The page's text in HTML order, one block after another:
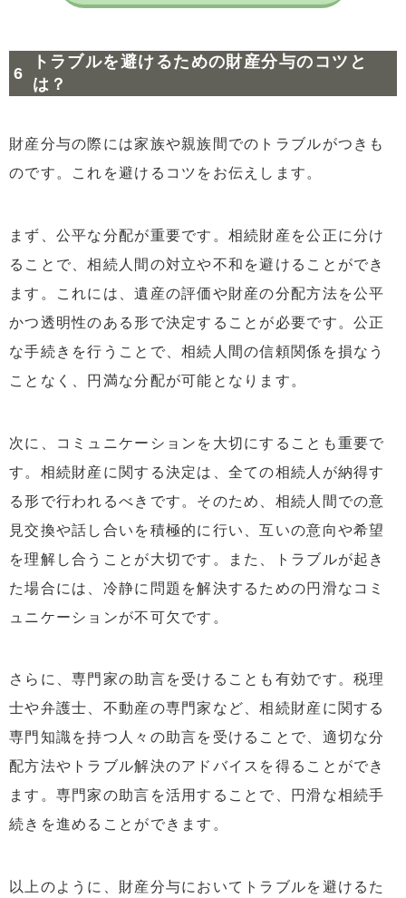
トラブルを避けるための財産分与のコツと
は？
財産分与の際には家族や親族間でのトラブルがつきも
のです。これを避けるコツをお伝えします。
まず、公平な分配が重要です。相続財産を公正に分け
ることで、相続人間の対立や不和を避けることができ
ます。これには、遺産の評価や財産の分配方法を公平
かつ透明性のある形で決定することが必要です。公正
な手続きを行うことで、相続人間の信頼関係を損なう
ことなく、円満な分配が可能となります。
次に、コミュニケーションを大切にすることも重要で
す。相続財産に関する決定は、全ての相続人が納得す
る形で行われるべきです。そのため、相続人間での意
見交換や話し合いを積極的に行い、互いの意向や希望
を理解し合うことが大切です。また、トラブルが起き
た場合には、冷静に問題を解決するための円滑なコミ
ュニケーションが不可欠です。
さらに、専門家の助言を受けることも有効です。税理
士や弁護士、不動産の専門家など、相続財産に関する
専門知識を持つ人々の助言を受けることで、適切な分
配方法やトラブル解決のアドバイスを得ることができ
ます。専門家の助言を活用することで、円滑な相続手
続きを進めることができます。
以上のように、財産分与においてトラブルを避けるた